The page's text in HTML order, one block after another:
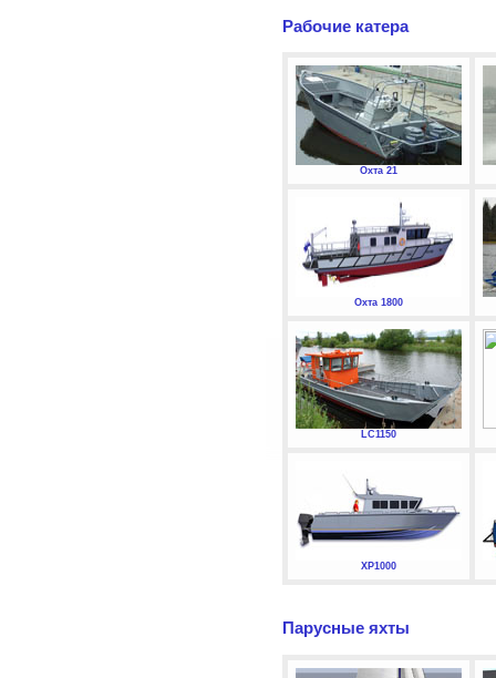
Рабочие катера
Охта 21
Охта 1800
LC1150
XP1000
Парусные яхты